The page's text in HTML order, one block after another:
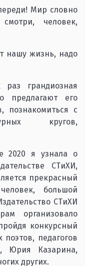
Мир словно
человек,
нашу жизнь, надо
грандиозная
предлагают его
познакомиться с
кругов,
2020 я узнала о
СТиХИ,
прекрасный
большой
СТиХИ
организовало
конкурсный
педагогов
Юрия Казарина,
других.